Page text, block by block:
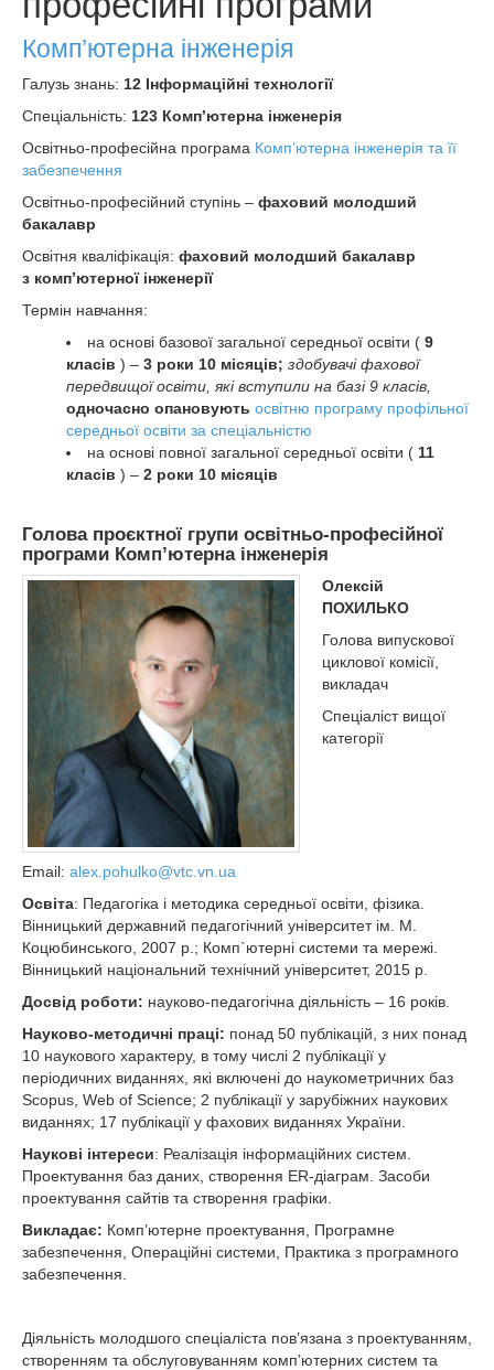
Комп’ютерна інженерія
Галузь знань: 12 Інформаційні технології
Спеціальність: 123 Комп’ютерна інженерія
Освітньо-професійна програма Комп’ютерна інженерія та її
забезпечення
Освітньо-професійний ступінь – фаховий молодший
бакалавр
Освітня кваліфікація: фаховий молодший бакалавр
з комп’ютерної інженерії
Термін навчання:
на основі базової загальної середньої освіти ( 9
класів ) – 3 роки 10 місяців; здобувачі фахової
передвищої освіти, які вступили на базі 9 класів,
одночасно опановують освітню програму профільної
середньої освіти за спеціальністю
на основі повної загальної середньої освіти ( 11
класів ) – 2 роки 10 місяців
Голова проєктної групи освітньо-професійної
програми Комп’ютерна інженерія
Олексій
ПОХИЛЬКО
Голова випускової
циклової комісії,
викладач
Спеціаліст вищої
категорії
Email: alex.pohulko@vtc.vn.ua
Освіта: Педагогіка і методика середньої освіти, фізика.
Вінницький державний педагогічний університет ім. М.
Коцюбинського, 2007 р.; Комп`ютерні системи та мережі.
Вінницький національний технічний університет, 2015 р.
Досвід роботи: науково-педагогічна діяльність – 16 років.
Науково-методичні праці: понад 50 публікацій, з них понад
10 наукового характеру, в тому числі 2 публікації у
періодичних виданнях, які включені до наукометричних баз
Scopus, Web of Science; 2 публікації у зарубіжних наукових
виданнях; 17 публікації у фахових виданнях України.
Наукові інтереси: Реалізація інформаційних систем.
Проектування баз даних, створення ER-діаграм. Засоби
проектування сайтів та створення графіки.
Викладає: Комп’ютерне проектування, Програмне
забезпечення, Операційні системи, Практика з програмного
забезпечення.
Діяльність молодшого спеціаліста пов’язана з проектуванням,
створенням та обслуговуванням комп’ютерних систем та